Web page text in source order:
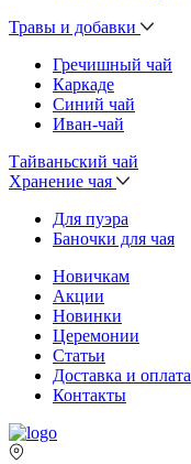
Травы и добавки
Гречишный чай
Каркаде
Синий чай
Иван-чай
Тайваньский чай
Хранение чая
Для пуэра
Баночки для чая
Новичкам
Акции
Новинки
Церемонии
Статьи
Доставка и оплата
Контакты